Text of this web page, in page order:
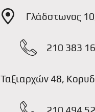
Γλάδστωνος
210 383
Ταξιαρχών 48,
210 494